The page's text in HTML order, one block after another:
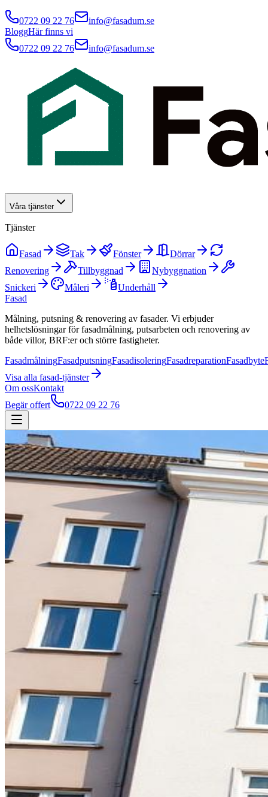
0722 09 22 76
info@fasadum.se
BloggHär finns vi
0722 09 22 76
info@fasadum.se
Våra tjänster
Tjänster
Fasad Tak Fönster
Dörrar
Renovering
Tillbyggnad
Nybyggnation
Snickeri
Måleri
Underhåll
Fasad
Målning, putsning & renovering av fasader. Vi erbjuder
helhetslösningar för fasadmålning, putsarbeten och renovering av
både villor, BRF:er och större fastigheter.
FasadmålningFasadputsningFasadisoleringFasadreparationFasadbyte
Visa alla fasad-tjänster
Om ossKontakt
Begär offert
0722 09 22 76